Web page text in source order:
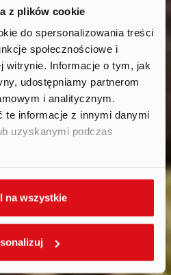
z plików cookie
do spersonalizowania treści
społecznościowe i
witrynie. Informacje o tym, jak
udostępniamy partnerom
i analitycznym.
te informacje z innymi danymi
uzyskanymi podczas
na wszystkie
.
2025